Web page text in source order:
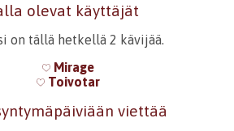
olevat käyttäjät
on tällä hetkellä 2 kävijää.
Mirage
Toivotar
viettää